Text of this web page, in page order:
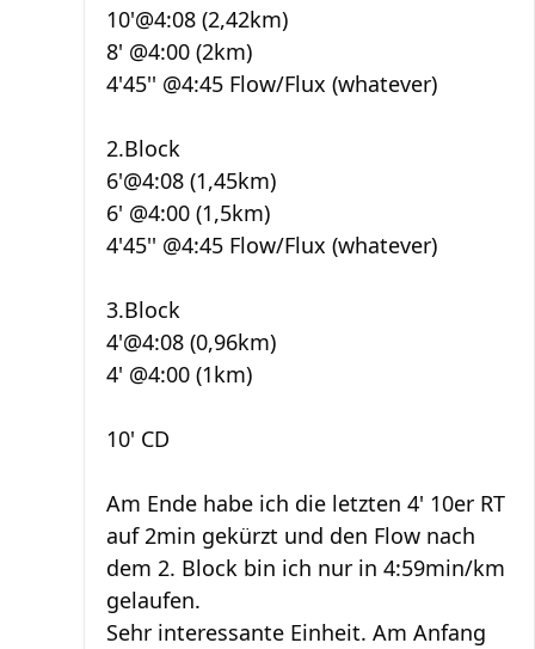
10'@4:08 (2,42km)
8' @4:00 (2km)
4'45'' @4:45 Flow/Flux (whatever)
2.Block
6'@4:08 (1,45km)
6' @4:00 (1,5km)
4'45'' @4:45 Flow/Flux (whatever)
3.Block
4'@4:08 (0,96km)
4' @4:00 (1km)
10' CD
Am Ende habe ich die letzten 4' 10er RT
auf 2min gekürzt und den Flow nach
dem 2. Block bin ich nur in 4:59min/km
gelaufen.
Sehr interessante Einheit. Am Anfang